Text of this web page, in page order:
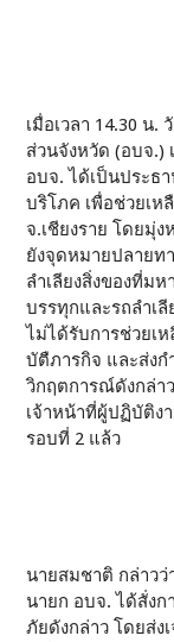
เมื่อเวลา 14.30 น
ส่วนจังหวัด (อบจ.)
อบจ. ได้เป็นประธ
บริโภค เพื่อช่วยเ
จ.เชียงราย โดยมุ่
ยังจุดหมายปลายท
ลำเลียงสิ่งของที่ม
บรรทุกและรถลำเ
ไม่ได้รับการช่วยเ
บัตืภารกิจ และส่งก
วิกฤตการณ์ดังกล่า
เจ้าหน้าที่ผู้ปฏิบัติง
รอบที่ 2 แล้ว
นายสมชาติ กล่าวว่
นายก อบจ. ได้สั่งก
ภัยดังกล่าว โดยส่ง